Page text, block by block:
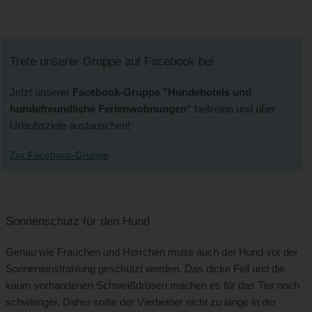
Trete unserer Gruppe auf Facebook bei
Jetzt unserer Facebook-Gruppe "Hundehotels und
hundefreundliche Ferienwohnungen" beitreten und über
Urlaubsziele austauschen!
Zur Facebook-Gruppe
Sonnenschutz für den Hund
Genau wie Frauchen und Herrchen muss auch der Hund vor der
Sonneneinstrahlung geschützt werden. Das dicke Fell und die
kaum vorhandenen Schweißdrüsen machen es für das Tier noch
schwieriger. Daher sollte der Vierbeiner nicht zu lange in der